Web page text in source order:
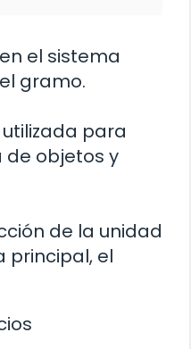
el sistema
gramo.
para
objetos y
de la unidad
principal, el